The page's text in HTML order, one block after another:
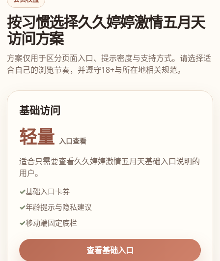
按习惯选择久久婷婷激情五月天
访问方案
方案仅用于区分页面入口、提示密度与支持方式。请选择适
合自己的浏览节奏，并遵守18+与所在地相关规范。
基础访问
轻量 入口查看
适合只需要查看久久婷婷激情五月天基础入口说明的
用户。
基础入口卡券
年龄提示与隐私建议
移动端固定底栏
查看基础入口